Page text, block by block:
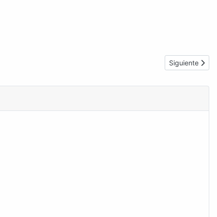
Artículo
Siguiente